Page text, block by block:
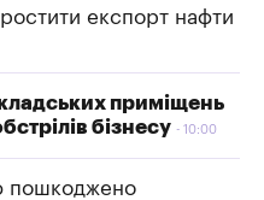
експорт нафти
приміщень
бізнесу
10:00
пошкоджено